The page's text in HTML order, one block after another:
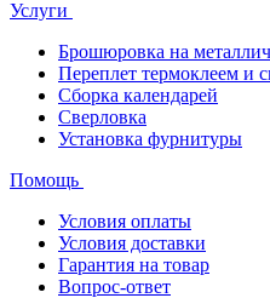
Услуги
Брошюровка на
Переплет термоклеем и
Сборка календарей
Сверловка
Установка фурнитуры
Помощь
Условия оплаты
Условия доставки
Гарантия на товар
Вопрос-ответ